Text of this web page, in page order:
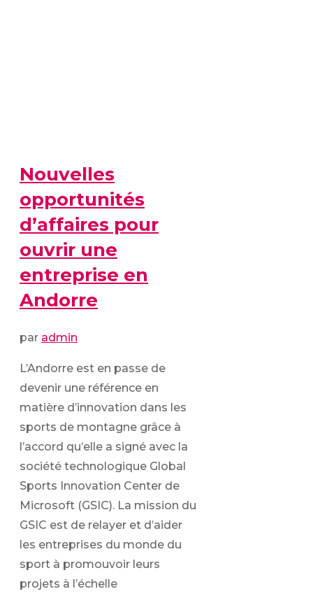
Nouvelles
opportunités
d’affaires pour
ouvrir une
entreprise en
Andorre
par admin
L’Andorre est en passe de
devenir une référence en
matière d’innovation dans les
sports de montagne grâce à
l’accord qu’elle a signé avec la
société technologique Global
Sports Innovation Center de
Microsoft (GSIC). La mission du
GSIC est de relayer et d’aider
les entreprises du monde du
sport à promouvoir leurs
projets à l’échelle